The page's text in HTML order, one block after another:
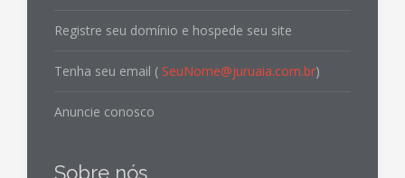
Registre seu domínio e hospede seu site
Tenha seu email ( SeuNome@juruaia.com.br)
Anuncie conosco
Sobre nós